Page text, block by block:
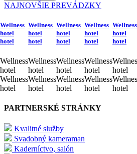
NAJNOVŠIE PREVÁDZKY
Wellness
hotel
hotel
Wellness
hotel
Wellness
hotel
Wellness
hotel
hotel
Wellness
hotel
Wellness
hotel
Wellness
hotel
hotel
Wellness
hotel
Wellness
hotel
Wellness
hotel
hotel
Wellness
hotel
Wellness
hotel
Wellness
hotel
hotel
hotel
hotel
PARTNERSKÉ STRÁNKY
Kvalitné služby
Svadobný kameraman
Kaderníctvo, salón